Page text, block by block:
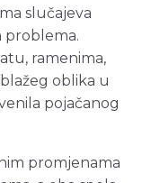
slučajeva
problema.
ramenima,
oblika u
pojačanog
promjenama